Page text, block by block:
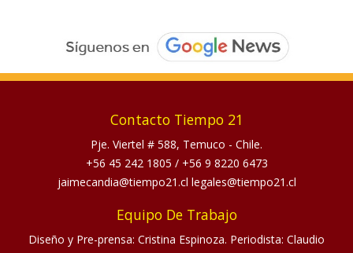
Contacto Tiempo 21
Pje. Viertel # 588, Temuco - Chile.
+56 45 242 1805 / +56 9 8220 6473
jaimecandia@tiempo21.cl legales@tiempo21.cl
Equipo De Trabajo
Diseño y Pre-prensa: Cristina Espinoza. Periodista: Claudio